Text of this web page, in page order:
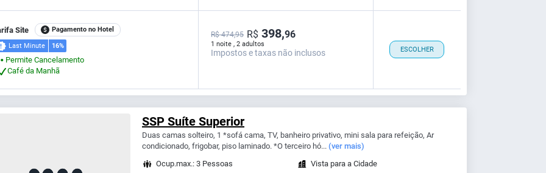
Site Pagamento no Hotel
Last Minute 16%
⬤
Permite Cancelamento
Café da Manhã
1 noite , 2 adultos
R$ 474,95 R$ 398,96
Impostos e taxas não inclusos ESCOLHER
SSP Suíte Superior
Duas camas solteiro, 1 *sofá cama, TV, banheiro privativo, mini sala para refeição, Ar
condicionado, frigobar, piso laminado. *O terceiro hó... (ver mais)
Ocup.max.: 3 Pessoas
Vista para a Cidade